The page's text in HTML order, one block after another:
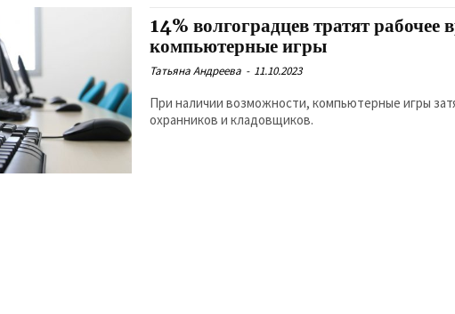
14% волгоградцев тратят рабочее
компьютерные игры
Татьяна Андреева - 11.10.2023
При наличии возможности, компьютерные игры
охранников и кладовщиков.